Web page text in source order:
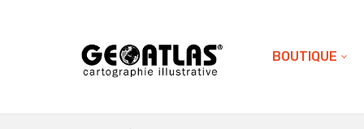
BOUTIQUE